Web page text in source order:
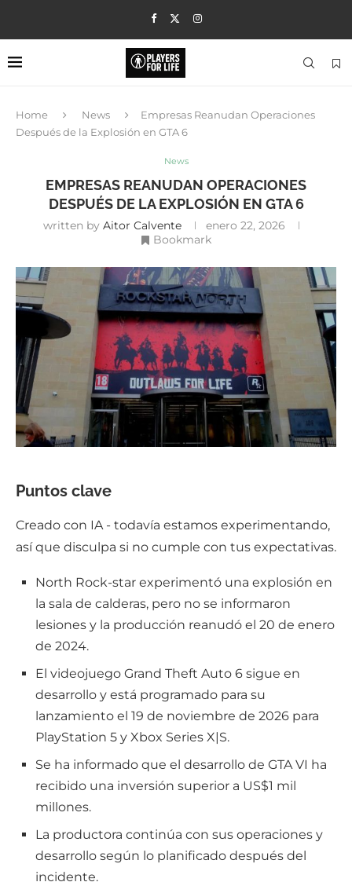
Home News
Empresas Reanudan Operaciones
Después de la Explosión en GTA 6
News
EMPRESAS REANUDAN OPERACIONES
DESPUÉS DE LA EXPLOSIÓN EN GTA 6
written by Aitor Calvente
enero 22, 2026
Bookmark
Puntos clave
Creado con IA - todavía estamos experimentando,
así que disculpa si no cumple con tus expectativas.
North Rock-star experimentó una explosión en
la sala de calderas, pero no se informaron
lesiones y la producción reanudó el 20 de enero
de 2024.
El videojuego Grand Theft Auto 6 sigue en
desarrollo y está programado para su
lanzamiento el 19 de noviembre de 2026 para
PlayStation 5 y Xbox Series X|S.
Se ha informado que el desarrollo de GTA VI ha
recibido una inversión superior a US$1 mil
millones.
La productora continúa con sus operaciones y
desarrollo según lo planificado después del
incidente.